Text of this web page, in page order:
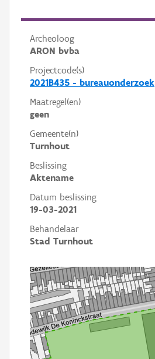
Archeoloog
ARON bvba
Projectcode(s)
2021B435 - bureauonderzoek
Maatregel(en)
geen
Gemeente(n)
Turnhout
Beslissing
Aktename
Datum beslissing
19-03-2021
Behandelaar
Stad Turnhout